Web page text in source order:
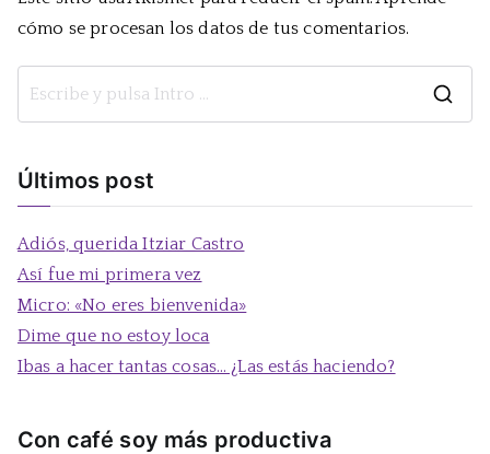
cómo se procesan los datos de tus comentarios.
Últimos post
Adiós, querida Itziar Castro
Así fue mi primera vez
Micro: «No eres bienvenida»
Dime que no estoy loca
Ibas a hacer tantas cosas… ¿Las estás haciendo?
Con café soy más productiva